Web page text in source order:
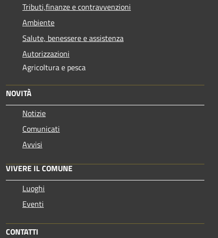
Tributi,finanze e contravvenzioni
Ambiente
Salute, benessere e assistenza
Autorizzazioni
Agricoltura e pesca
NOVITÀ
Notizie
Comunicati
Avvisi
VIVERE IL COMUNE
Luoghi
Eventi
CONTATTI